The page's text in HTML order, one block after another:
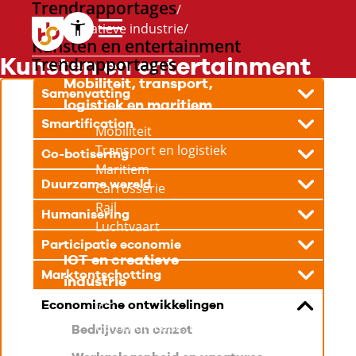
Trendrapportages
Mobiliteit, transport,
logistiek en maritiem
Mobiliteit
Transport en logistiek
Maritiem
Carrosserie
Rail
Luchtvaart
ICT en creatieve
industrie
ICT
Communicatie, media
Trendrapportages
ICT en creatieve industrie
Kunsten en entertainment
Kunsten en entertainment
Samenvatting
Smartification
Co-botisering
Duurzame wereld
Humanisering
Participatie economie
Marktontschotting
Economische ontwikkelingen
Bedrijven en omzet